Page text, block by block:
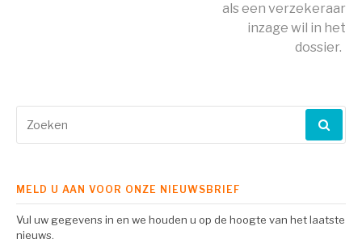
als een verzekeraar
inzage wil in het
dossier.
naar:
MELD U AAN VOOR ONZE NIEUWSBRIEF
Vul uw gegevens in en we houden u op de hoogte van het laatste
nieuws.